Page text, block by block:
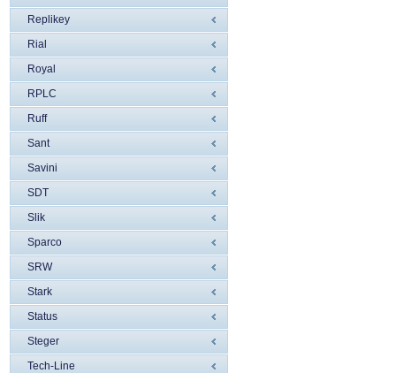
Replikey
Rial
Royal
RPLC
Ruff
Sant
Savini
SDT
Slik
Sparco
SRW
Stark
Status
Steger
Tech-Line